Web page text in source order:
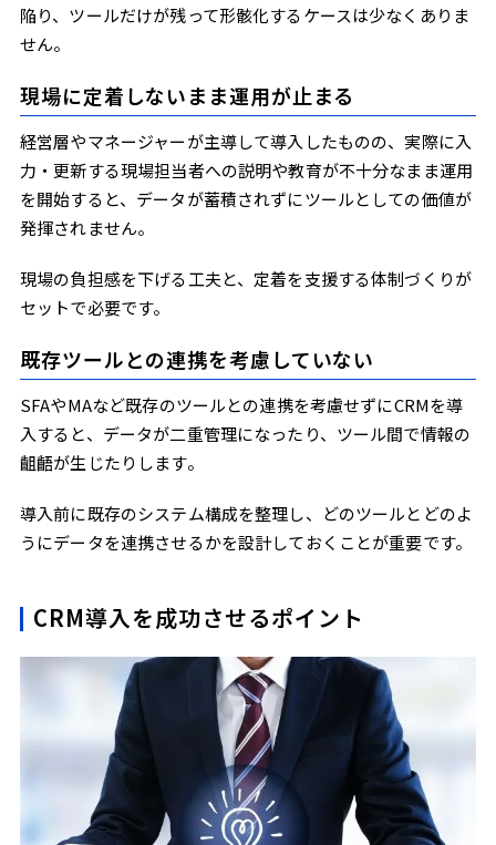
陥り、ツールだけが残って形骸化するケースは少なくありま
せん。
現場に定着しないまま運用が止まる
経営層やマネージャーが主導して導入したものの、実際に入
力・更新する現場担当者への説明や教育が不十分なまま運用
を開始すると、データが蓄積されずにツールとしての価値が
発揮されません。
現場の負担感を下げる工夫と、定着を支援する体制づくりが
セットで必要です。
既存ツールとの連携を考慮していない
SFAやMAなど既存のツールとの連携を考慮せずにCRMを導
入すると、データが二重管理になったり、ツール間で情報の
齟齬が生じたりします。
導入前に既存のシステム構成を整理し、どのツールとどのよ
うにデータを連携させるかを設計しておくことが重要です。
CRM導入を成功させるポイント